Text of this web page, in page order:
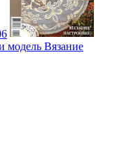
модель Вязание